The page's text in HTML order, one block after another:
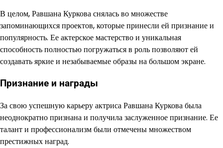
В целом, Равшана Куркова снялась во множестве
запоминающихся проектов, которые принесли ей признание и
популярность. Ее актерское мастерство и уникальная
способность полностью погружаться в роль позволяют ей
создавать яркие и незабываемые образы на большом экране.
Признание и награды
За свою успешную карьеру актриса Равшана Куркова была
неоднократно признана и получила заслуженное признание. Ее
талант и профессионализм были отмечены множеством
престижных наград.